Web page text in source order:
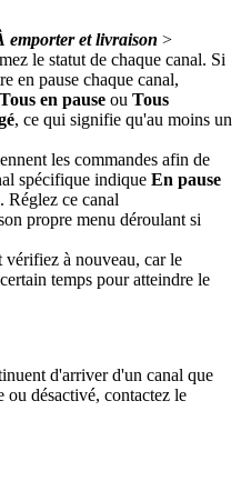
emporter et livraison >
le statut de chaque canal. Si
en pause chaque canal,
Tous en pause ou Tous
, ce qui signifie qu'au moins un
les commandes afin de
spécifique indique En pause
. Réglez ce canal
propre menu déroulant si
vérifiez à nouveau, car le
temps pour atteindre le
d'arriver d'un canal que
ou désactivé, contactez le